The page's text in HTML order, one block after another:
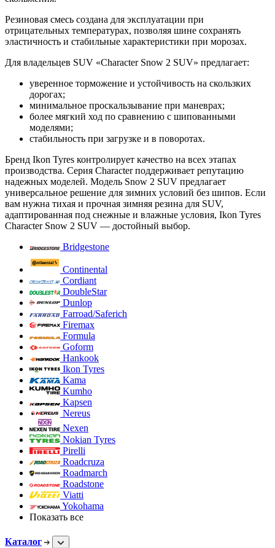
Резиновая смесь создана для эксплуатации при
отрицательных температурах, позволяя шине сохранять
эластичность и стабильные характеристики при морозах.
Для владельцев SUV «Character Snow 2 SUV» предлагает:
уверенное торможение и устойчивость на скользких
дорогах;
минимальное проскальзывание при маневрах;
более мягкий ход по сравнению с шипованными
моделями;
стабильность при загрузке и в поворотах.
Бренд Ikon Tyres контролирует качество на всех этапах
производства. Серия Character поддерживает репутацию
надежных моделей. Модель Snow 2 SUV предлагает
универсальное решение для зимних условий без шипов. Если
вам нужна тихая и прочная зимняя резина для SUV,
адаптированная под снежные и влажные условия, Ikon Tyres
Character Snow 2 SUV — достойный выбор.
Bridgestone
Continental
Cordiant
DoubleStar
Dunlop
Farroad/Saferich
Firemax
Formula
Goform
Hankook
Ikon Tyres
Kama
Kumho
Kapsen
Nereus
Nexen
Nokian Tyres
Pirelli
Roadcruza
Roadmarch
Roadstone
Viatti
Yokohama
Показать все
Каталог